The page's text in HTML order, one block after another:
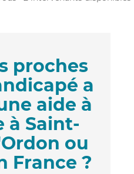
proches
a
aide à
à Saint-
ou
France ?